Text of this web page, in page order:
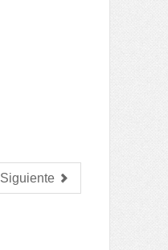
Siguiente